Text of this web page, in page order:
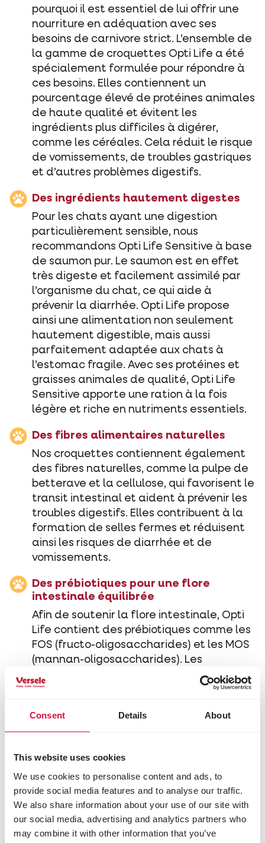
Consent Details About
This website uses cookies
We use cookies to personalise content and ads, to
provide social media features and to analyse our traffic.
We also share information about your use of our site with
our social media, advertising and analytics partners who
may combine it with other information that you’ve
pourquoi il est essentiel de lui offrir une
nourriture en adéquation avec ses
besoins de carnivore strict. L’ensemble de
la gamme de croquettes Opti Life a été
spécialement formulée pour répondre à
ces besoins. Elles contiennent un
pourcentage élevé de protéines animales
de haute qualité et évitent les
ingrédients plus difficiles à digérer,
comme les céréales. Cela réduit le risque
de vomissements, de troubles gastriques
et d’autres problèmes digestifs.
Des ingrédients hautement digestes
Pour les chats ayant une digestion
particulièrement sensible, nous
recommandons Opti Life Sensitive à base
de saumon pur. Le saumon est en effet
très digeste et facilement assimilé par
l’organisme du chat, ce qui aide à
prévenir la diarrhée. Opti Life propose
ainsi une alimentation non seulement
hautement digestible, mais aussi
parfaitement adaptée aux chats à
l’estomac fragile. Avec ses protéines et
graisses animales de qualité, Opti Life
Sensitive apporte une ration à la fois
légère et riche en nutriments essentiels.
Des fibres alimentaires naturelles
Nos croquettes contiennent également
des fibres naturelles, comme la pulpe de
betterave et la cellulose, qui favorisent le
transit intestinal et aident à prévenir les
troubles digestifs. Elles contribuent à la
formation de selles fermes et réduisent
ainsi les risques de diarrhée et de
vomissements.
Des prébiotiques pour une flore
intestinale équilibrée
Afin de soutenir la flore intestinale, Opti
Life contient des prébiotiques comme les
FOS (fructo-oligosaccharides) et les MOS
(mannan-oligosaccharides). Les
prébiotiques constituent une source de
nourriture pour les bonnes bactéries,
à éliminer les bactéries nocives avant
qu’elles n’endommagent la paroi
flore équilibrée et une digestion saine.
Riches en acides gras oméga-3
Opti Life Sensitive est formulé à base de